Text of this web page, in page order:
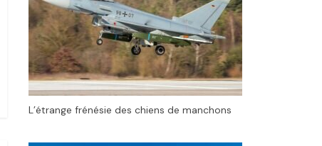
L’étrange frénésie des chiens de manchons